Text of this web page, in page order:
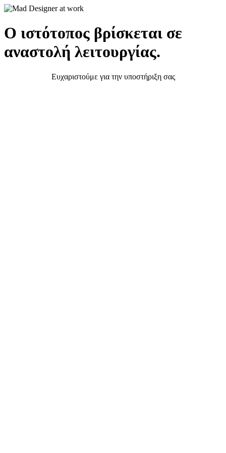
Ο ιστότοπος βρίσκεται σε
αναστολή λειτουργίας.
Ευχαριστούμε για την υποστήριξη σας